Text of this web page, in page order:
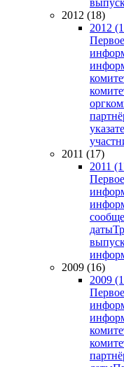
2012 (18)
2012
2011 (17)
2011
даты
2009 (16)
2009